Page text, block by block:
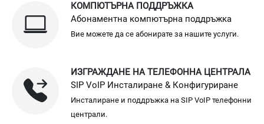
КОМПЮТЪРНА ПОДДРЪЖКА
Абонаментна компютърна поддръжка
Вие можете да се абонирате за нашите услуги.
ИЗГРАЖДАНЕ НА ТЕЛЕФОННА ЦЕНТРАЛА
SIP VoIP Инсталиране & Конфигуриране
Инсталиране и поддръжка на SIP VoIP телефонни
централи.